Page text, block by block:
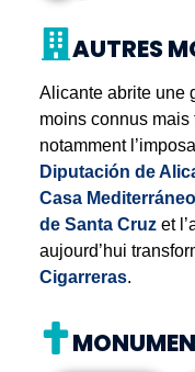
municipal
d'Alicante
En
savoir
plus
de
Santa
En
savoir
plus
et
Casa
En
plus
de
AUTRES
Alicante abrite une
moins connus
notamment
Diputación de
Casa
de Santa Cruzet
aujourd’hui
Cigarreras.